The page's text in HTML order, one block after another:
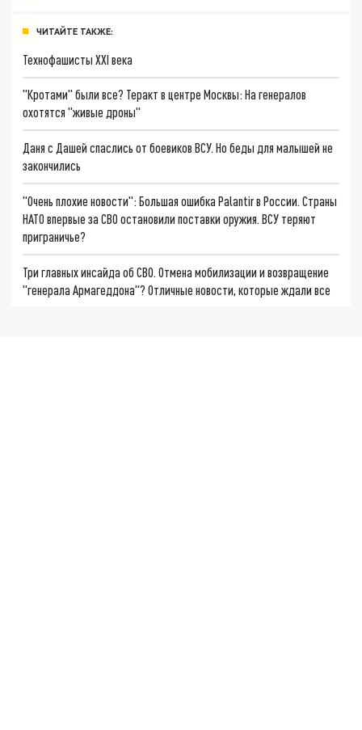
ЧИТАЙТЕ ТАКЖЕ:
Технофашисты XXI века
"Кротами" были все? Теракт в центре Москвы: На генералов
охотятся "живые дроны"
Даня с Дашей спаслись от боевиков ВСУ. Но беды для малышей не
закончились
"Очень плохие новости": Большая ошибка Palantir в России. Страны
НАТО впервые за СВО остановили поставки оружия. ВСУ теряют
приграничье?
Три главных инсайда об СВО. Отмена мобилизации и возвращение
"генерала Армагеддона"? Отличные новости, которые ждали все